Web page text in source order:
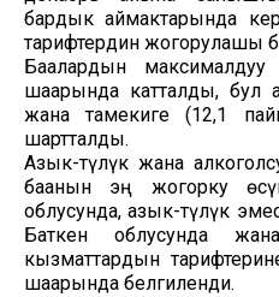
бардык аймактарында
тарифтердин жогорулашы
Баалардын
шаарында катталды, бул
жана тамекиге (12,1
шартталды.
Азык-түлүк жана
баанын эң жогорку
облусунда, азык-түлүк
Баткен облусунда
кызматтардын
шаарында белгиленди.